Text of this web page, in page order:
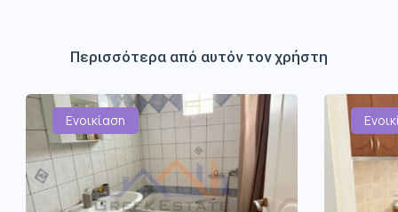
Περισσότερα από αυτόν τον χρήστη
Ενοικίαση